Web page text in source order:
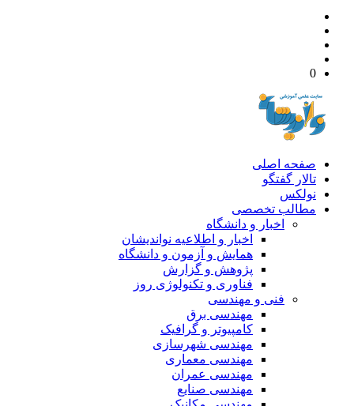
صفحه اصلی
تالار گفتگو
نولکس
مطالب تخصصی
اخبار و دانشگاه
اخبار و اطلاعیه نواندیشان
همایش و آزمون و دانشگاه
پژوهش و گزارش
فناوری و تکنولوژی روز
فنی و مهندسی
مهندسی برق
کامپیوتر و گرافیک
مهندسی شهرسازی
مهندسی معماری
مهندسی عمران
مهندسی صنایع